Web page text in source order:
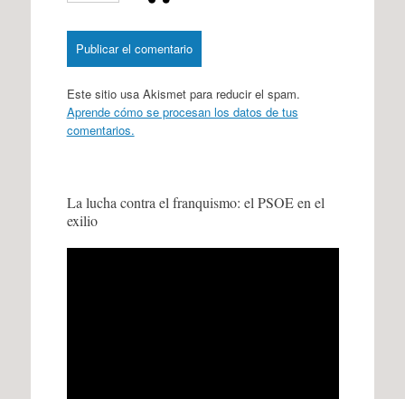
Este sitio usa Akismet para reducir el spam.
Aprende cómo se procesan los datos de tus
comentarios.
La lucha contra el franquismo: el PSOE en el
exilio